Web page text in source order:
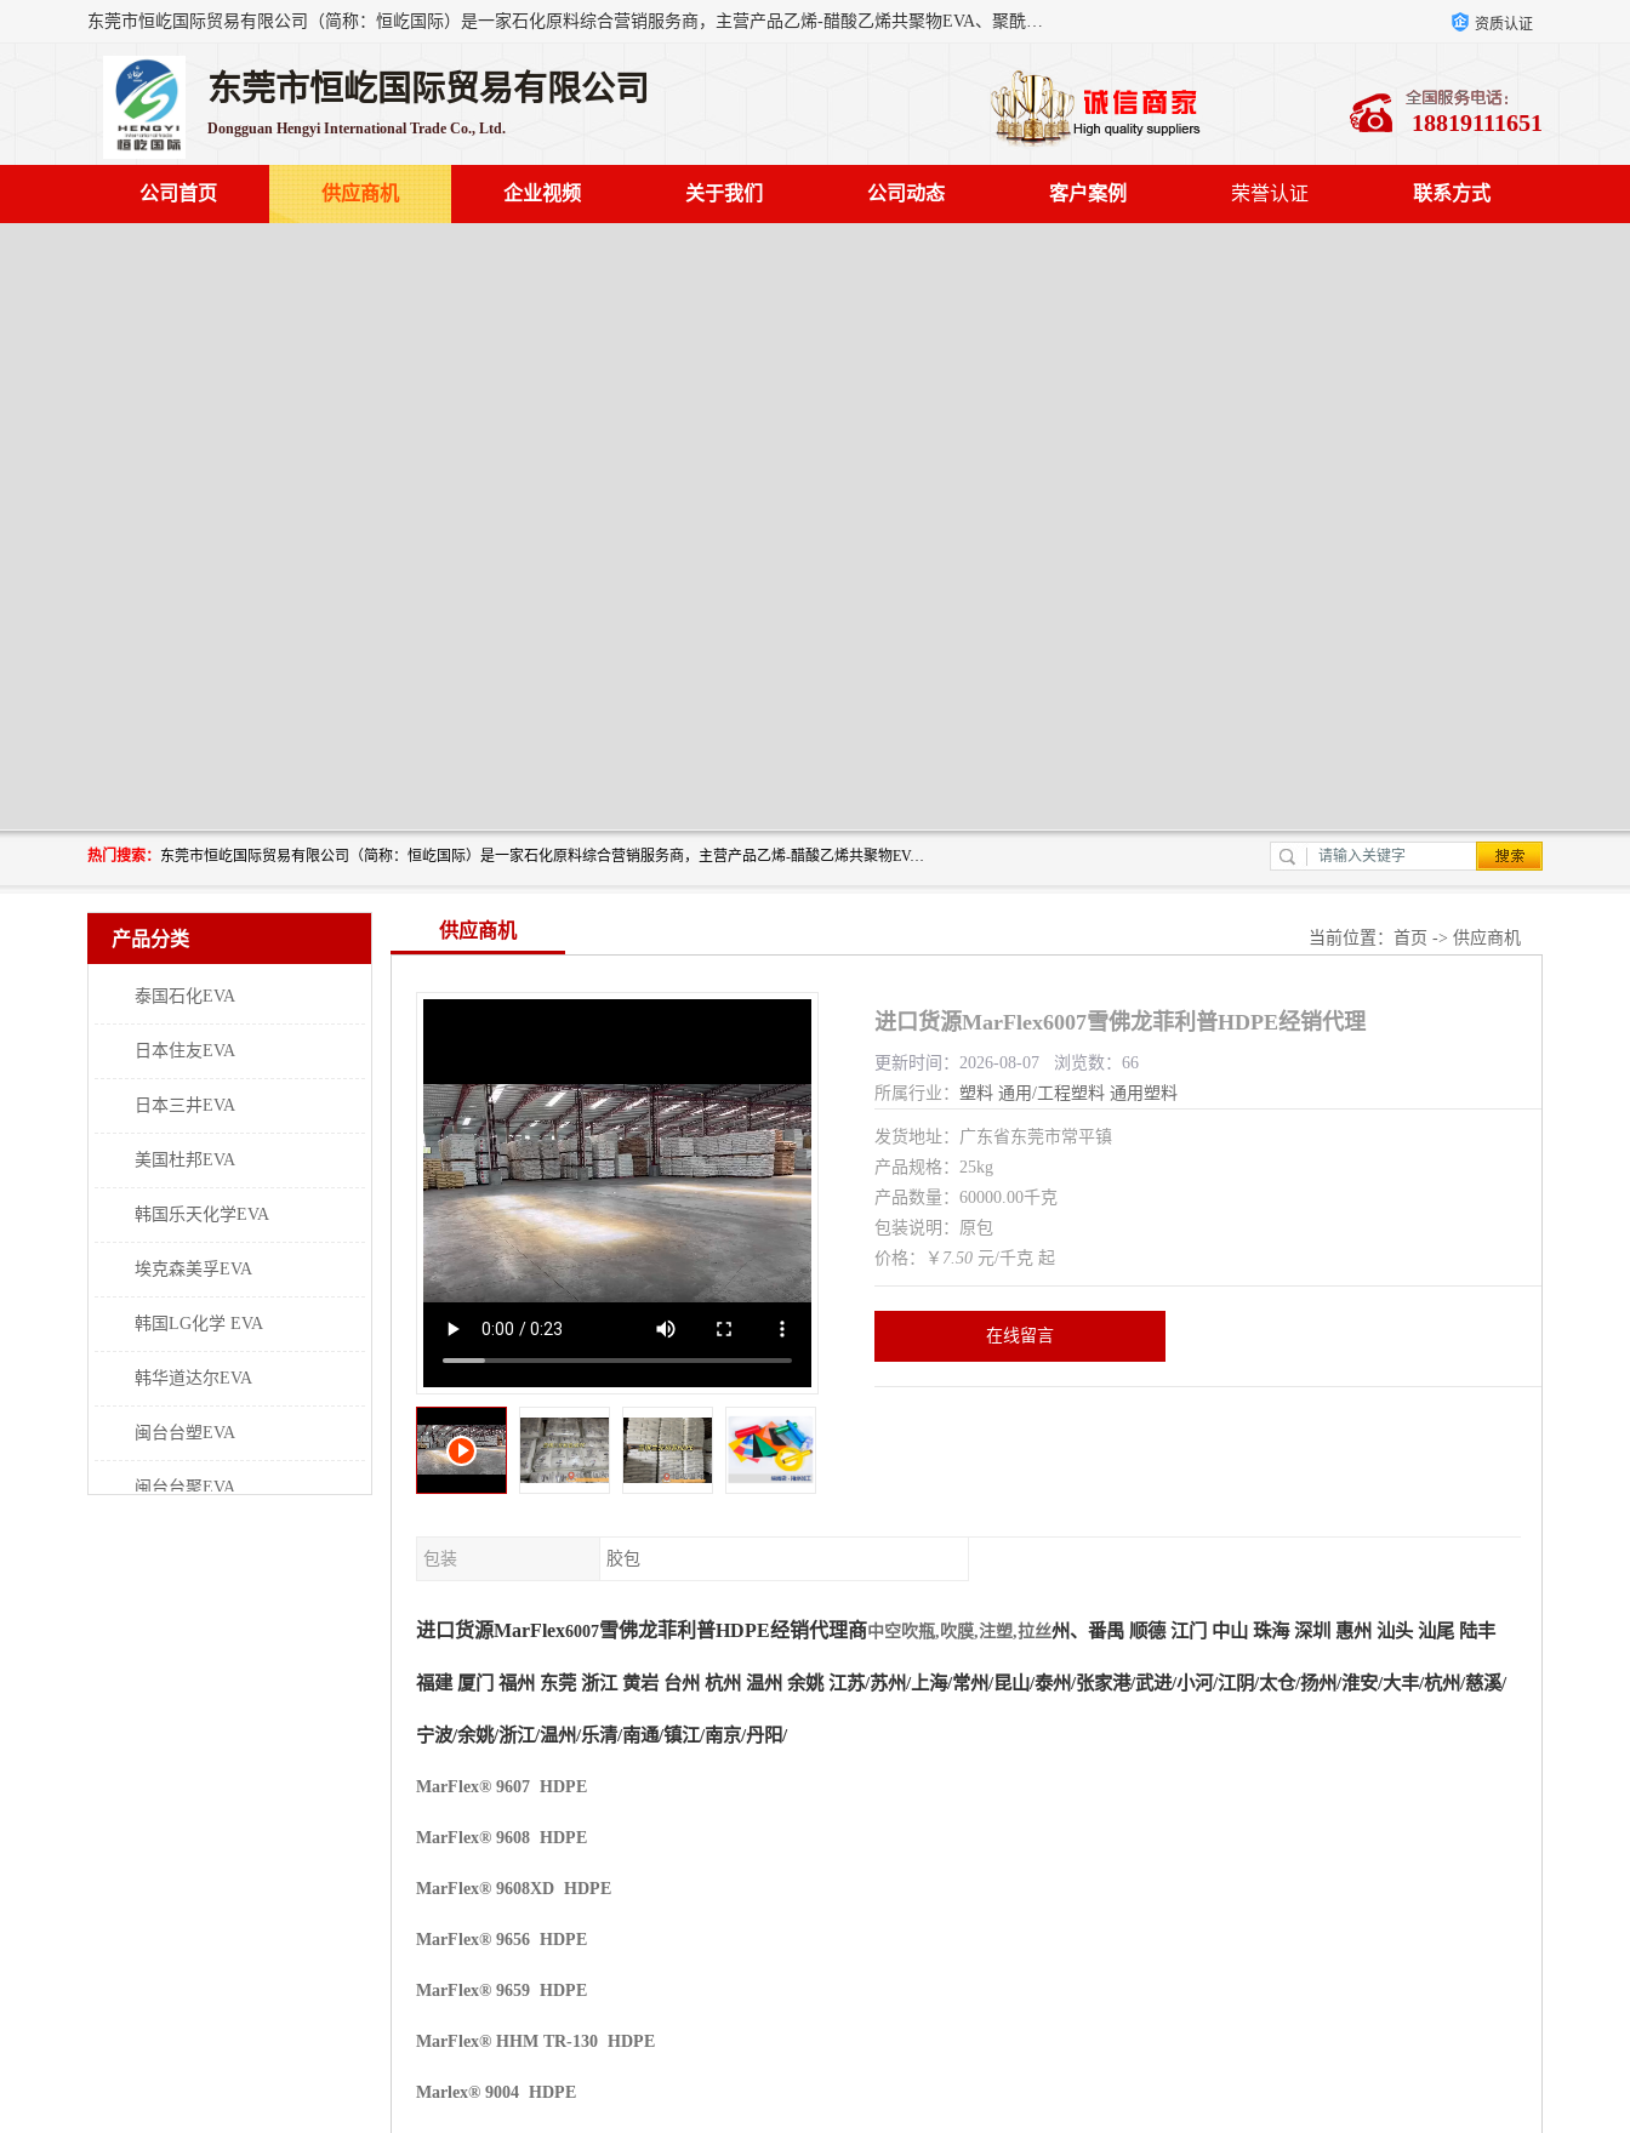
东莞市恒屹国际贸易有限公司（简称：恒屹国际）是一家石化原料综合营销服务商，主营产品乙烯-醋酸乙烯共聚物EVA、聚酰胺PA（尼龙）、醚酯型热塑弹性体TPEE等，公司秉承以市场为导向的战略思想，致力于大宗石化原料在中国市场的营销服务业务，为客户提供一站式的全面服务。 资质认证
东莞市恒屹国际贸易有限公司
Dongguan Hengyi International Trade Co., Ltd. 18819111651
公司首页 供应商机 企业视频 关于我们 公司动态 客户案例 荣誉认证 联系方式
热门搜索： 东莞市恒屹国际贸易有限公司（简称：恒屹国际）是一家石化原料综合营销服务商，主营产品乙烯-醋酸乙烯共聚物EVA、聚酰胺PA（尼龙）、醚酯型热塑弹性体TPEE等，公司秉承以市场为导向的战略思想，致力于大宗石化原料在中国市场的营销服务业务，为客户提供一站式的全面服务。
产品分类
泰国石化EVA
日本住友EVA
日本三井EVA
美国杜邦EVA
韩国乐天化学EVA
埃克森美孚EVA
韩国LG化学 EVA
韩华道达尔EVA
闽台台塑EVA
闽台台聚EVA
供应商机 当前位置： 首页 -> 供应商机
进口货源MarFlex6007雪佛龙菲利普HDPE经销代理
更新时间：2026-08-07 浏览数：66
所属行业： 塑料 通用/工程塑料 通用塑料
发货地址：广东省东莞市常平镇
产品规格：25kg
产品数量：60000.00千克
包装说明：原包
价格：￥ 7.50 元/千克 起
在线留言
包装 胶包
进口货源MarFlex6007雪佛龙菲利普HDPE经销代理商中空吹瓶,吹膜,注塑,拉丝州、番禺 顺德 江门 中山 珠海 深圳 惠州 汕头 汕尾 陆丰
福建 厦门 福州 东莞 浙江 黄岩 台州 杭州 温州 余姚 江苏/苏州/上海/常州/昆山/泰州/张家港/武进/小河/江阴/太仓/扬州/淮安/大丰/杭州/慈溪/
宁波/余姚/浙江/温州/乐清/南通/镇江/南京/丹阳/
MarFlex® 9607 HDPE
MarFlex® 9608 HDPE
MarFlex® 9608XD HDPE
MarFlex® 9656 HDPE
MarFlex® 9659 HDPE
MarFlex® HHM TR-130 HDPE
Marlex® 9004 HDPE